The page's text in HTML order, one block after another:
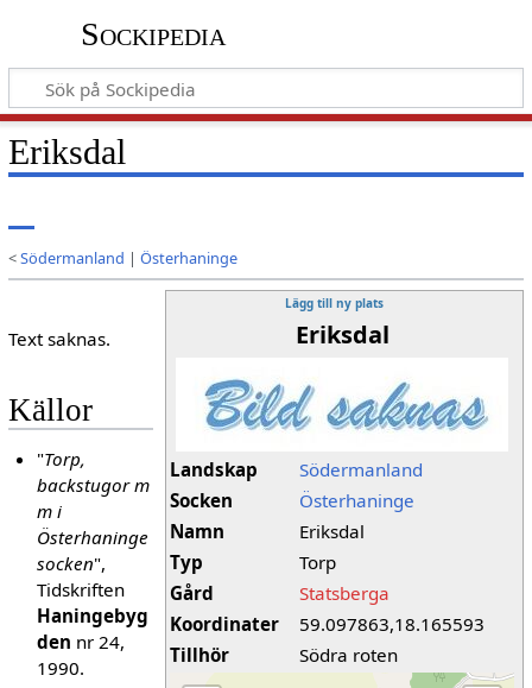
Sockipedia
Eriksdal
<Södermanland | Österhaninge
Lägg till ny plats
Eriksdal
Landskap
Södermanland
Socken
Österhaninge
Namn
Eriksdal
Typ
Torp
Gård
Statsberga
Koordinater
59.097863,18.165593
Tillhör
Södra roten
Text saknas.
Källor
"Torp,
backstugor m
m i
Österhaninge
socken",
Tidskriften
Haningebyg
den nr 24,
1990.